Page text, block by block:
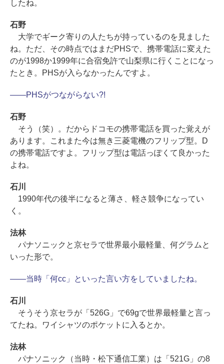
したね。
石野
大学でギーク寄りの人たちが持っているのを見ました
ね。ただ、その時点ではまだPHSで、携帯電話に変えた
のが1998か1999年に合宿免許で山梨県に行くことになっ
たとき。PHSが入らなかったんですよ。
――PHSがつながらない?!
石野
そう（笑）。だからドコモの携帯電話を買った覚えが
あります。これまた今は無き三菱電機のフリップ型。D
の携帯電話ですよ。フリップ型は電話っぽくて良かった
よね。
石川
1990年代の後半になると薄さ、軽さ競争になってい
く。
法林
パナソニックと京セラで世界最小最軽量、何グラムと
いった形で。
――当時「何cc」といった言い方をしていましたね。
石川
そうそう京セラが「526G」で69gで世界最軽量と言っ
てたね。ワイシャツのポケットに入るとか。
法林
パナソニック（当時・松下通信工業）は「521G」の8